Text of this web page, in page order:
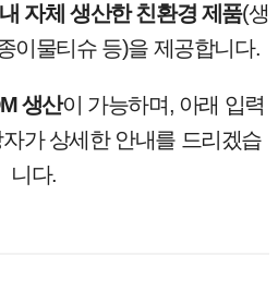
자체 생산한 친환경 제품(생
이물티슈 등)을 제공합니다.
생산이 가능하며, 아래 입력
가 상세한 안내를 드리겠습
니다.